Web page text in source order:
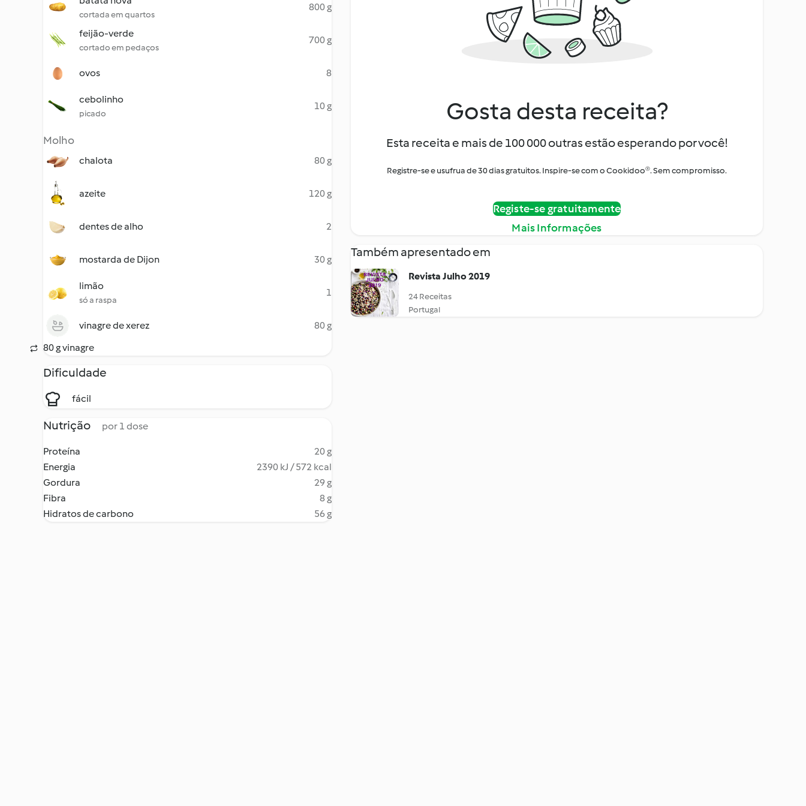
cortada em quartos
800 g
feijão-verde
cortado em pedaços
700 g
ovos 8
cebolinho
picado
10 g
Molho
chalota 80 g
azeite 120 g
dentes de alho 2
mostarda de Dijon 30 g
limão
só a raspa
1
vinagre de xerez
80 g
80 g vinagre
Dificuldade
fácil
Nutrição por 1 dose
Proteína
20 g
Energia
2390 kJ / 572 kcal
Gordura
29 g
Fibra
8 g
Hidratos de carbono
56 g
Gosta desta receita?
Esta receita e mais de 100 000 outras estão esperando por você!
Registre-se e usufrua de 30 dias gratuitos. Inspire-se com o Cookidoo®. Sem compromisso.
Registe-se gratuitamente
Mais Informações
Também apresentado em
Revista Julho 2019
24 Receitas
Portugal